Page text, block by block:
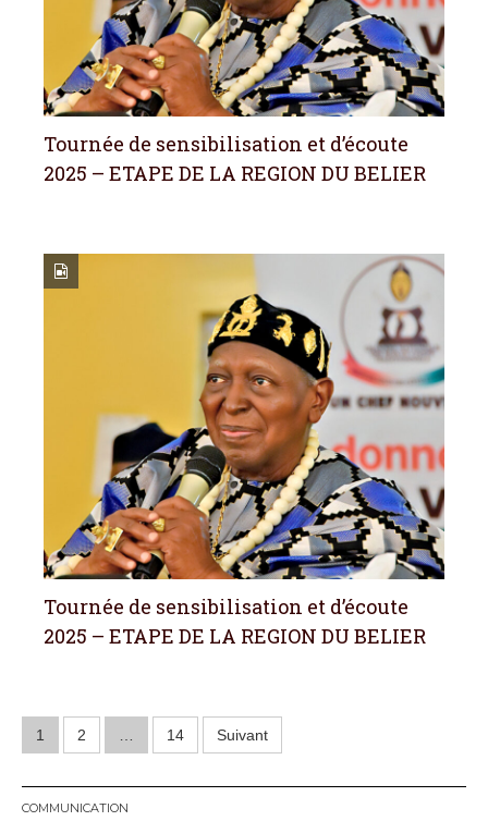
Tournée de sensibilisation et d’écoute
2025 – ETAPE DE LA REGION DU BELIER
Tournée de sensibilisation et d’écoute
2025 – ETAPE DE LA REGION DU BELIER
N
a
1 2 14 Suivant
COMMUNICATION